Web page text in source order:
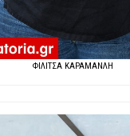
ΦΙΛΙΤΣΑ ΚΑΡΑΜΑΝΛΗ